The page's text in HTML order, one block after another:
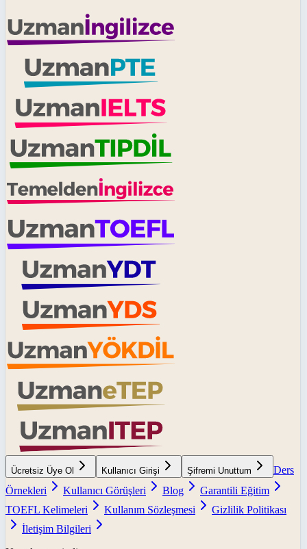
Ücretsiz Üye Ol Kullanıcı Girişi Şifremi Unuttum
Ders
Örnekleri
Kullanıcı Görüşleri Blog
Garantili Eğitim
TOEFL Kelimeleri
Kullanım Sözleşmesi
Gizlilik Politikası
İletişim Bilgileri